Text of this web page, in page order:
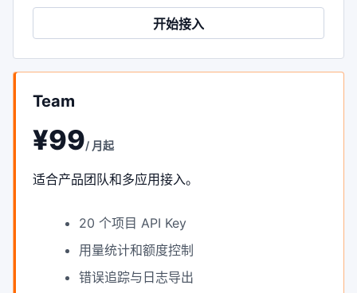
开始接入
Team
¥99/ 月起
适合产品团队和多应用接入。
20 个项目 API Key
用量统计和额度控制
错误追踪与日志导出